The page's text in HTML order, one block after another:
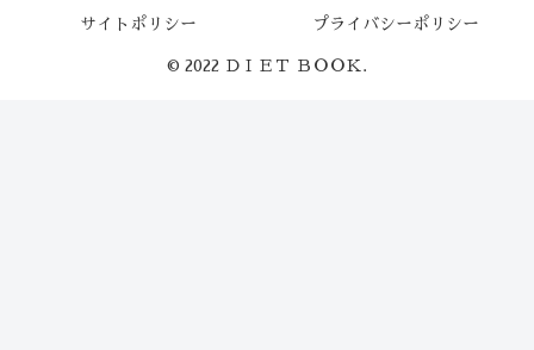
サイトポリシー プライバシーポリシー
© 2022 ＤＩＥＴ ＢＯＯＫ.